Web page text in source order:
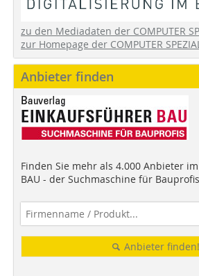
zu den Mediadaten der COMPUTER
zur Homepage der COMPUTER
Anbieter finden
Finden Sie mehr als 4.000 Anbieter im
BAU - der Suchmaschine für
Anbieter finden!